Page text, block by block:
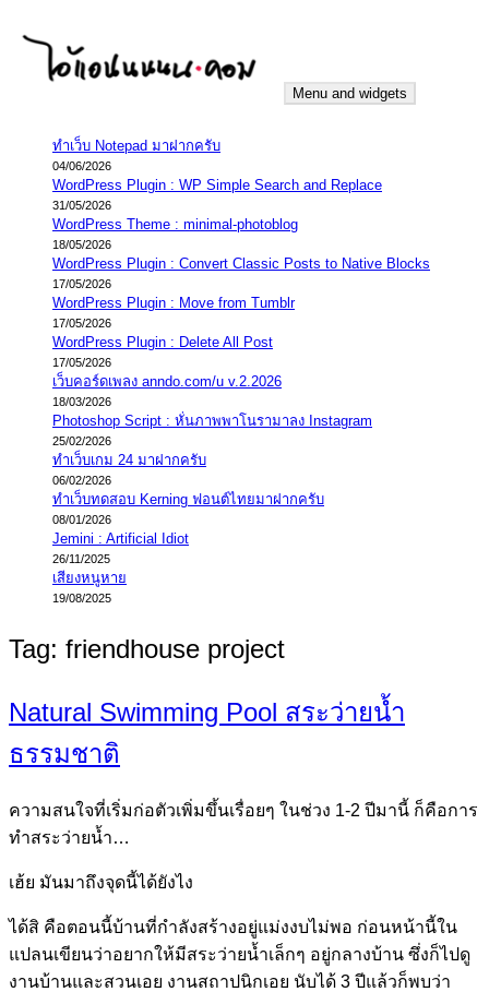
content
iannnnn.com
ความจริงมีสองด้าน คือจริงของมึง กับจริงของกู
Menu and widgets
ทำเว็บ Notepad มาฝากครับ
04/06/2026
WordPress Plugin : WP Simple Search and Replace
31/05/2026
WordPress Theme : minimal-photoblog
18/05/2026
WordPress Plugin : Convert Classic Posts to Native Blocks
17/05/2026
WordPress Plugin : Move from Tumblr
17/05/2026
WordPress Plugin : Delete All Post
17/05/2026
เว็บคอร์ดเพลง anndo.com/u v.2.2026
18/03/2026
Photoshop Script : หั่นภาพพาโนรามาลง Instagram
25/02/2026
ทำเว็บเกม 24 มาฝากครับ
06/02/2026
ทำเว็บทดสอบ Kerning ฟอนต์ไทยมาฝากครับ
08/01/2026
Jemini : Artificial Idiot
26/11/2025
เสียงหนูหาย
19/08/2025
Tag: friendhouse project
Natural Swimming Pool สระว่ายน้ำ
ธรรมชาติ
ความสนใจที่เริ่มก่อตัวเพิ่มขึ้นเรื่อยๆ ในช่วง 1-2 ปีมานี้ ก็คือการ
ทำสระว่ายน้ำ…
เฮ้ย มันมาถึงจุดนี้ได้ยังไง
ได้สิ คือตอนนี้บ้านที่กำลังสร้างอยู่แม่งงบไม่พอ ก่อนหน้านี้ใน
แปลนเขียนว่าอยากให้มีสระว่ายน้ำเล็กๆ อยู่กลางบ้าน ซึ่งก็ไปดู
งานบ้านและสวนเอย งานสถาปนิกเอย นับได้ 3 ปีแล้วก็พบว่า